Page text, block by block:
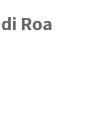
Roa